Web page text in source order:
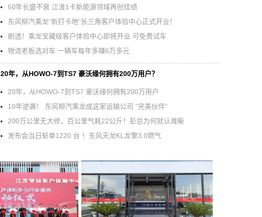
三大创新＋三大维度 揭秘广汽日野转型之路
60年长盛不衰 江淮1卡新能源领域再创佳绩
东风柳汽乘龙“新打卡地”长三角客户体验中心正式开业！
剧透！乘龙宝藏级客户体验中心即将开业 可免费试车
物流老板选对车 一辆车每年多赚6万多元
20年，从HOWO-7到TS7 豪沃缘何拥有200万用户？
20年，从HOWO-7到TS7 豪沃缘何拥有200万用户
10年逆袭！ 东风柳汽乘龙成这家运输公司 “完美伙伴”
200万公里无大修，百公里气耗22公斤！彭总为何就认潍柴
发布会当日斩单1220 台 ！东风天龙KL龙擎3.0燃气